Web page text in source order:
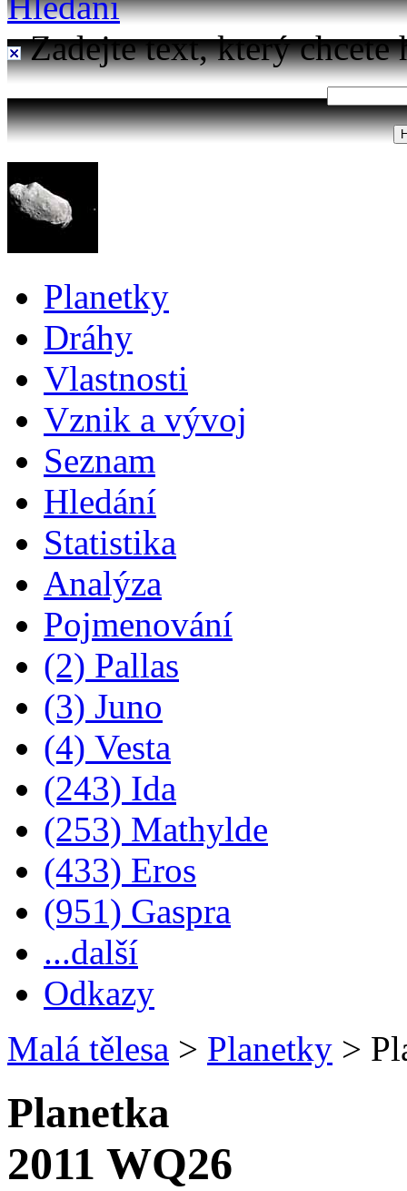
Zadejte text, který chcete
Planetky
Dráhy
Vlastnosti
Vznik a vývoj
Seznam
Hledání
Statistika
Analýza
Pojmenování
(2) Pallas
(3) Juno
(4) Vesta
(243) Ida
(253) Mathylde
(433) Eros
(951) Gaspra
...další
Odkazy
Malá tělesa > Planetky >
Planetka
2011 WQ26